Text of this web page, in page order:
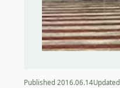
Published 2016.06.14Updated